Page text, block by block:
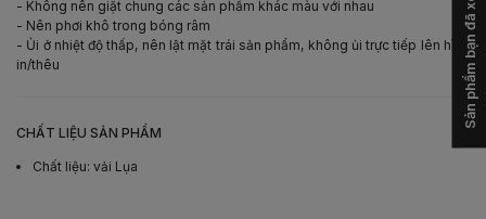
- Không nên giặt chung các sản phẩm khác màu với nhau
- Nên phơi khô trong bóng râm
- Ủi ở nhiệt độ thấp, nên lật mặt trái sản phẩm, không ủi trực tiếp lên hình
in/thêu
CHẤT LIỆU SẢN PHẨM -
Chất liệu: vải Lụa
Sản phẩm bạn đã xem